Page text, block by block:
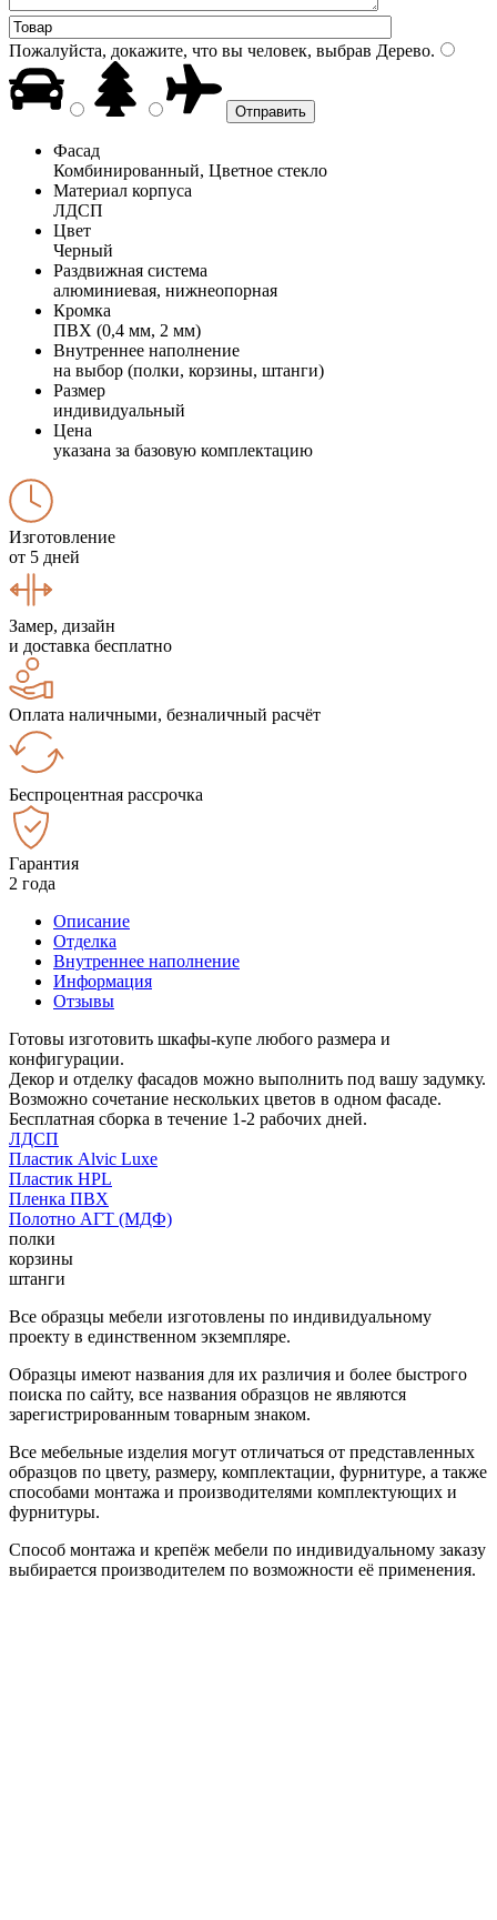
Пожалуйста, докажите, что вы человек, выбрав Дерево.
Фасад
Комбинированный, Цветное стекло
Материал корпуса
ЛДСП
Цвет
Черный
Раздвижная система
алюминиевая, нижнеопорная
Кромка
ПВХ (0,4 мм, 2 мм)
Внутреннее наполнение
на выбор (полки, корзины, штанги)
Размер
индивидуальный
Цена
указана за базовую комплектацию
Изготовление
от 5 дней
Замер, дизайн
и доставка бесплатно
Оплата наличными, безналичный расчёт
Беспроцентная рассрочка
Гарантия
2 года
Описание
Отделка
Внутреннее наполнение
Информация
Отзывы
Готовы изготовить шкафы-купе любого размера и
конфигурации.
Декор и отделку фасадов можно выполнить под вашу задумку.
Возможно сочетание нескольких цветов в одном фасаде.
Бесплатная сборка в течение 1-2 рабочих дней.
ЛДСП
Пластик Alvic Luxe
Пластик HPL
Пленка ПВХ
Полотно АГТ (МДФ)
полки
корзины
штанги
Все образцы мебели изготовлены по индивидуальному
проекту в единственном экземпляре.
Образцы имеют названия для их различия и более быстрого
поиска по сайту, все названия образцов не являются
зарегистрированным товарным знаком.
Все мебельные изделия могут отличаться от представленных
образцов по цвету, размеру, комплектации, фурнитуре, а также
способами монтажа и производителями комплектующих и
фурнитуры.
Способ монтажа и крепёж мебели по индивидуальному заказу
выбирается производителем по возможности её применения.